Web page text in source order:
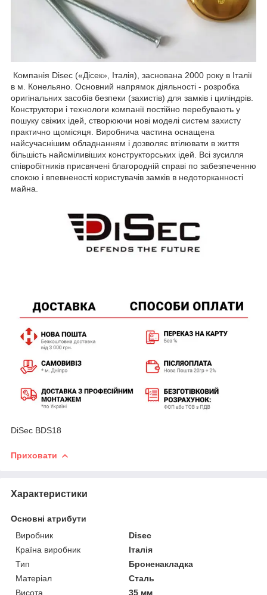
Компанія Disec («Дісек», Італія), заснована 2000 року в Італії
в м. Конельяно. Основний напрямок діяльності - розробка
оригінальних засобів безпеки (захистів) для замків і циліндрів.
Конструктори і технологи компанії постійно перебувають у
пошуку свіжих ідей, створюючи нові моделі систем захисту
практично щомісяця. Виробнича частина оснащена
найсучаснішим обладнанням і дозволяє втілювати в життя
більшість найсміливіших конструкторських ідей. Всі зусилля
співробітників присвячені благородній справі по забезпеченню
спокою і впевненості користувачів замків в недоторканності
майна.
DiSec ВDS18
Приховати
Характеристики
Основні атрибути
Виробник
Disec
Країна виробник
Італія
Тип
Броненакладка
Матеріал
Сталь
Висота
35 мм